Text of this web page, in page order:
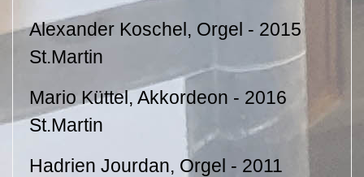
Alexander Koschel, Orgel - 2015
St.Martin
Mario Küttel, Akkordeon - 2016
St.Martin
Hadrien Jourdan, Orgel - 2011